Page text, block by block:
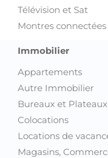
Télévision et Sat
Montres connectées
Immobilier
Appartements
Autre Immobilier
Bureaux et Plateaux
Colocations
Locations de
Magasins,